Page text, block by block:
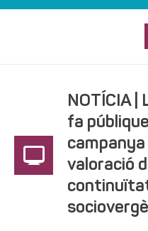
NOTÍCIA |
fa
valoració